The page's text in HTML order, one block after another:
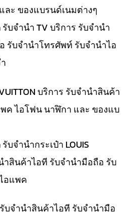
ะ ของแบรนด์เนมต่างๆ
บจำนำ TV บริการ รับจำนำ
รับจำนำโทรศัพท์ รับจำนำไอ
บริการ รับจำนำสินค้า
ค ไอโฟน นาฬิกา และ ของแบ
จำนำกระเป๋า LOUIS
ำสินค้าไอที รับจำนำมือถือ รับ
อแพค
บจำนำสินค้าไอที รับจำนำมือ